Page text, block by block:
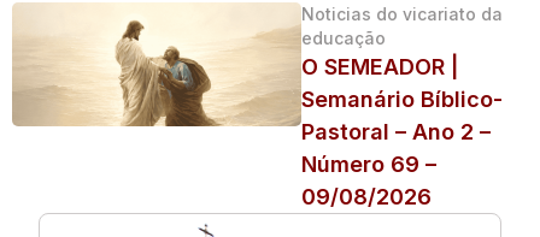
Noticias do vicariato da
educação
O SEMEADOR |
Semanário Bíblico-
Pastoral – Ano 2 –
Número 69 –
09/08/2026